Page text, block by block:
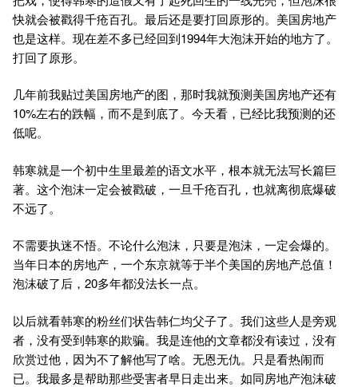
快就会被戳得千疮百孔。最后还是要打回原形的。美国房地产
也是这样。现在差不多已经回到1994年大泡沫开始的地方了。
打回了原形。
几年前我贴过美国房地产的图，那时我就预测美国房地产还有
10%左右的跌幅，而不是到底了。今天看，已经比我预测的还
低呢。
韩寒就是一个初中生里最差的语文水平，根本就无法写长篇巨
著。这个泡沫一定会被戳破，一旦千疮百孔，也就离彻底爆破
不远了。
不需要执迷不悟。不论什么泡沫，只要是泡沫，一定会爆的。
当年日本的房地产，一个东京就等于半个美国的房地产总值！
泡沫破了后，20多年都没法长一点。
以后就看韩寒的粉丝们状告韩仁均父子了。我们这些人是旁观
者，没有受到韩寒的欺骗。我是连他的文章都没有读过，没有
欣赏过他，因为不了解他写了啥。无恩无仇。只是看热闹而
已。我最多是帮助那些受害者早日走出来。如同房地产泡沫破